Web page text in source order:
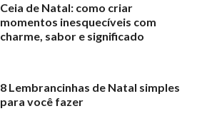
Ceia de Natal: como criar
momentos inesquecíveis com
charme, sabor e significado
8 Lembrancinhas de Natal simples
para você fazer